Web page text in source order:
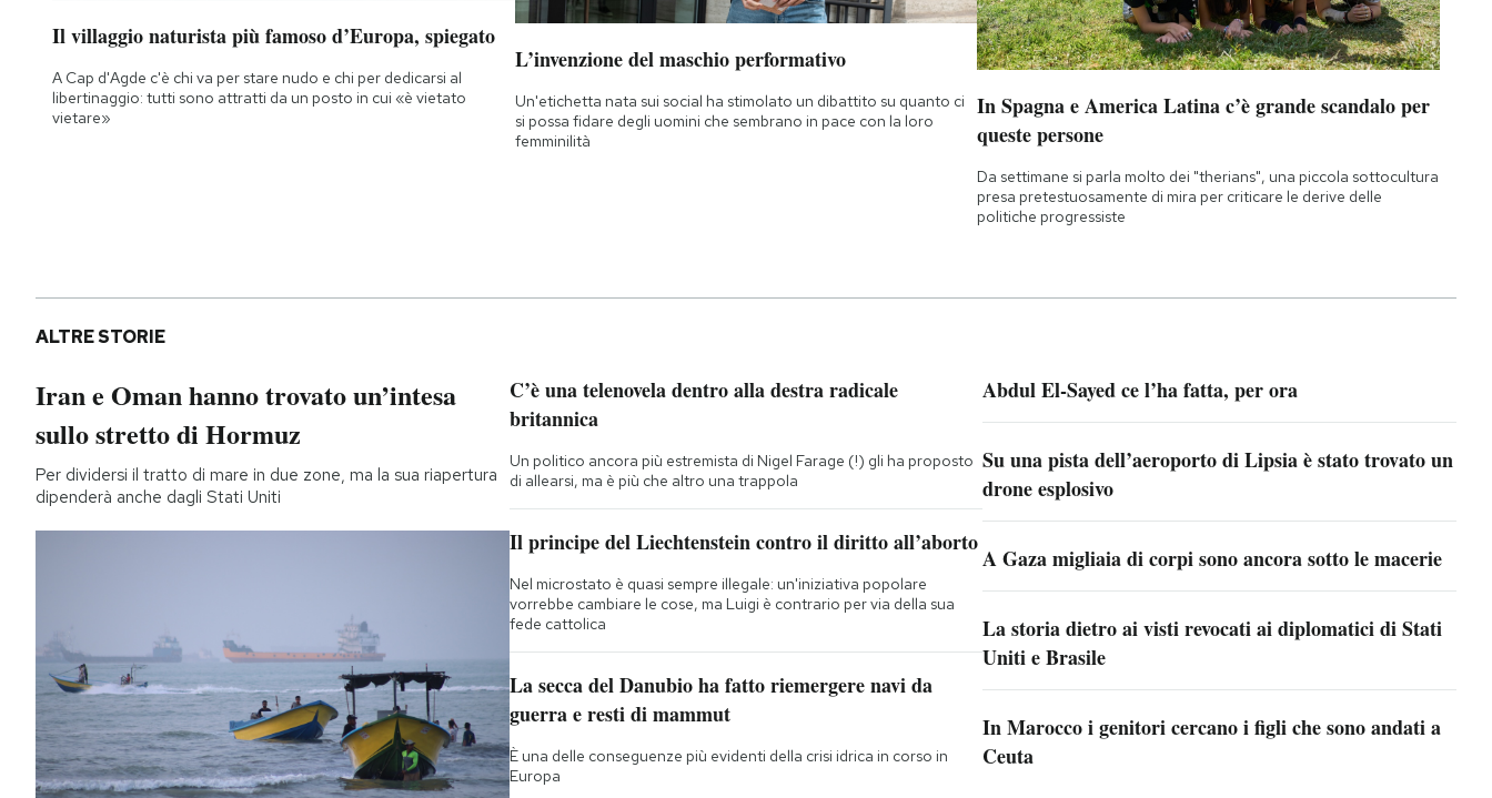
Il villaggio naturista più famoso d’Europa, spiegato
A Cap d'Agde c'è chi va per stare nudo e chi per dedicarsi al
libertinaggio: tutti sono attratti da un posto in cui «è vietato
vietare»
L’invenzione del maschio performativo
Un'etichetta nata sui social ha stimolato un dibattito su quanto ci
si possa fidare degli uomini che sembrano in pace con la loro
femminilità
In Spagna e America Latina c’è grande scandalo per
queste persone
Da settimane si parla molto dei "therians", una piccola sottocultura
presa pretestuosamente di mira per criticare le derive delle
politiche progressiste
ALTRE STORIE
Iran e Oman hanno trovato un’intesa
sullo stretto di Hormuz
Per dividersi il tratto di mare in due zone, ma la sua riapertura
dipenderà anche dagli Stati Uniti
C’è una telenovela dentro alla destra radicale
britannica
Un politico ancora più estremista di Nigel Farage (!) gli ha proposto
di allearsi, ma è più che altro una trappola
Il principe del Liechtenstein contro il diritto all’aborto
Nel microstato è quasi sempre illegale: un'iniziativa popolare
vorrebbe cambiare le cose, ma Luigi è contrario per via della sua
fede cattolica
La secca del Danubio ha fatto riemergere navi da
guerra e resti di mammut
È una delle conseguenze più evidenti della crisi idrica in corso in
Europa
Abdul El-Sayed ce l’ha fatta, per ora
Su una pista dell’aeroporto di Lipsia è stato trovato un
drone esplosivo
A Gaza migliaia di corpi sono ancora sotto le macerie
La storia dietro ai visti revocati ai diplomatici di Stati
Uniti e Brasile
In Marocco i genitori cercano i figli che sono andati a
Ceuta